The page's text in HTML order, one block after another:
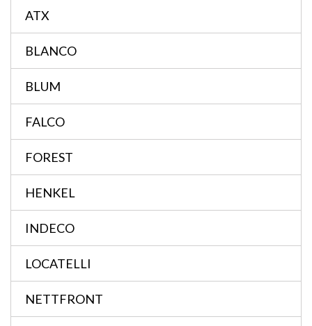
ATX
BLANCO
BLUM
FALCO
FOREST
HENKEL
INDECO
LOCATELLI
NETTFRONT